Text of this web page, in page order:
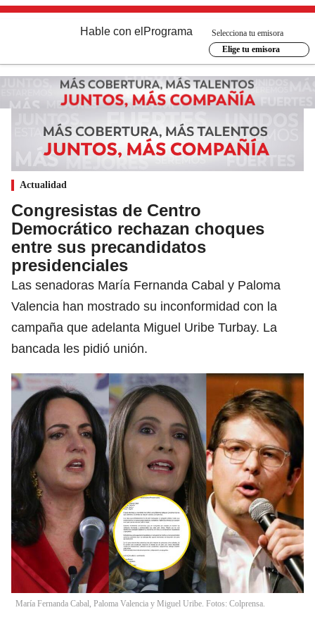
Hable con el Programa
Selecciona tu emisora
Elige tu emisora
Actualidad
Congresistas de Centro
Democrático rechazan choques
entre sus precandidatos
presidenciales
Las senadoras María Fernanda Cabal y Paloma
Valencia han mostrado su inconformidad con la
campaña que adelanta Miguel Uribe Turbay. La
bancada les pidió unión.
María Fernanda Cabal, Paloma Valencia y Miguel Uribe. Fotos: Colprensa.